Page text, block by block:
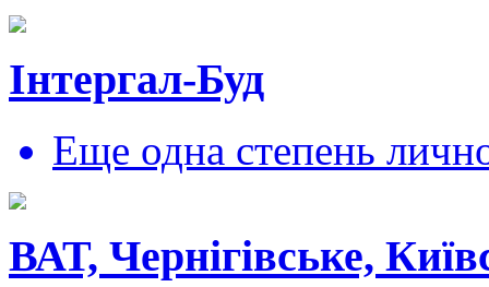
Інтергал-Буд
Еще одна степень
ВАТ, Чернігівське,